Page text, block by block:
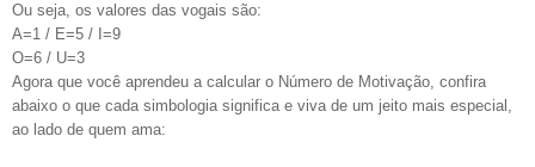
Ou seja, os valores das vogais são:
A=1 / E=5 / I=9
O=6 / U=3
Agora que você aprendeu a calcular o Número de Motivação, confira
abaixo o que cada simbologia significa e viva de um jeito mais especial,
ao lado de quem ama: